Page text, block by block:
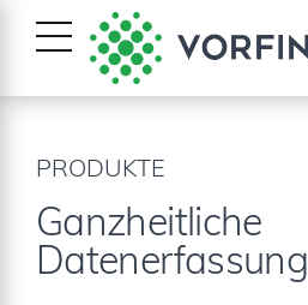
PRODUKTE
Ganzheitliche
Datenerfassung